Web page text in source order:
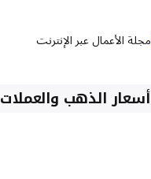
أسعار الذهب والعملات